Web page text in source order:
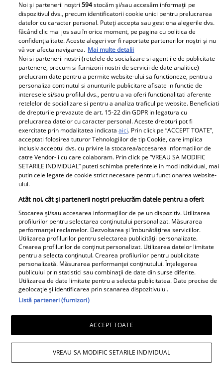
Daniela Nane, dezvăluiri după
despărțirea de Octavian Ene. Cum se
Noi și partenerii noștri594stocăm și/sau accesăm informații pe
dispozitivul dvs., precum identificatorii cookie unici pentru prelucrarea
datelor cu caracter personal. Puteți accepta sau gestiona alegerile dvs.
făcând clic mai jos sau în orice moment, pe pagina cu politica de
confidențialitate. Aceste alegeri vor fi raportate partenerilor noștri și nu
vă vor afecta navigarea. Mai multe detalii
Noi si partenerii nostri (retelele de socializare si agentiile de publicitate
partenere, precum si furnizorii nostri de servicii de date analitice)
prelucram date pentru a permite website-ului sa functioneze, pentru a
personaliza continutul si anunturile publicitare afisate in functie de
interesele si/sau profilul dvs., pentru a va oferi functionalitati aferente
retelelor de socializare si pentru a analiza traficul pe website. Beneficiati
de drepturile prevazute de art. 15-22 din GDPR in legatura cu
prelucrarea datelor cu caracter personal. Aceste drepturi pot fi
exercitate prin modalitatea indicataaici. Prin click pe “ACCEPT TOATE”,
acceptati folosirea tuturor Tehnologiilor de tip Cookie, care implica
inclusiv acceptul dvs. cu privire la stocarea/accesarea informatiilor de
catre Vendor-ii cu care colaboram. Prin click pe “VREAU SA MODIFIC
SETARILE INDIVIDUAL” puteti schimba preferintele in mod individual, mai
putin cele legate de cookie strict necesare pentru functionarea website-
ului.
Atât noi, cât și partenerii noștri prelucrăm datele pentru a oferi:
Stocarea și/sau accesarea informațiilor de pe un dispozitiv. Utilizarea
profilurilor pentru selectarea conținutului personalizat. Măsurarea
performanței reclamelor. Dezvoltarea și îmbunătățirea serviciilor.
Utilizarea profilurilor pentru selectarea publicității personalizate.
Crearea profilurilor de conținut personalizat. Utilizarea datelor limitate
pentru a selecta conținutul. Crearea profilurilor pentru publicitate
personalizată. Măsurarea performanței conținutului. Înțelegerea
publicului prin statistici sau combinații de date din surse diferite.
Utilizarea de date limitate pentru a selecta publicitatea. Date precise de
geolocație și identificarea prin scanarea dispozitivului.
Listă parteneri (furnizori)
ACCEPT TOATE
VREAU SA MODIFIC SETARILE INDIVIDUAL